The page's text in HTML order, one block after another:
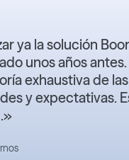
ya la solución
unos años
exhaustiva de
y expectativas.